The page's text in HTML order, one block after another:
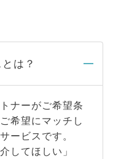
は？
ナーがご希望条
希望にマッチし
ービスです。
してほしい」